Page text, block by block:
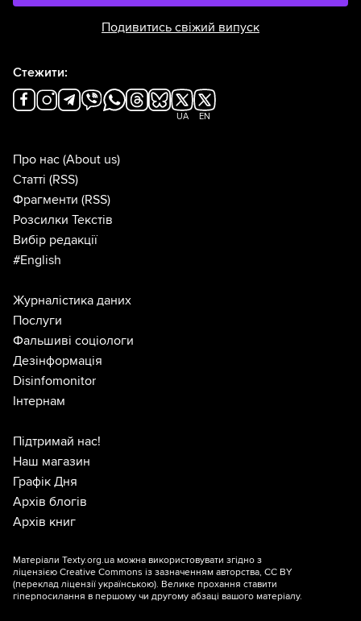
Подивитись свіжий випуск
Стежити:
UA EN
Про нас (About us)
Статті (RSS)
Фрагменти (RSS)
Розсилки Текстів
Вибір редакції
#English
Журналістика даних
Послуги
Фальшиві соціологи
Дезінформація
Disinfomonitor
Інтернам
Підтримай нас!
Наш магазин
Графік Дня
Архів блогів
Архів книг
Матеріали Texty.org.ua можна використовувати згідно з
ліцензією Creative Commons із зазначенням авторства, CC BY
(переклад ліцензії українською). Велике прохання ставити
гіперпосилання в першому чи другому абзаці вашого матеріалу.